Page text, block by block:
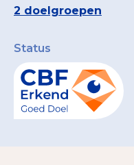
2 doelgroepen
Status